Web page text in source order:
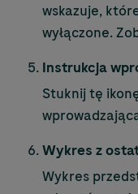
wskazuje,
wyłączone.
Instrukcja
Stuknij tę
Wykres z
Wykres